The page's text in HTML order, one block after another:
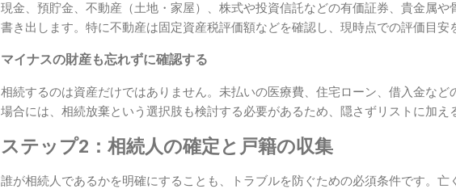
現金、預貯金、不動産（土地・家屋）、株式や投資信託などの有価証券、貴金属や
書き出します。特に不動産は固定資産税評価額などを確認し、現時点での評価目安
マイナスの財産も忘れずに確認する
相続するのは資産だけではありません。未払いの医療費、住宅ローン、借入金な
場合には、相続放棄という選択肢も検討する必要があるため、隠さずリストに加え
ステップ2：相続人の確定と戸籍の収集
誰が相続人であるかを明確にすることも、トラブルを防ぐための必須条件です。